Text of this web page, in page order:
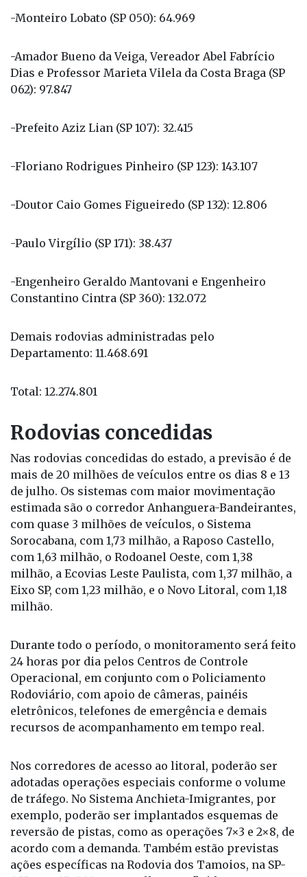
-Monteiro Lobato (SP 050): 64.969
-Amador Bueno da Veiga, Vereador Abel Fabrício
Dias e Professor Marieta Vilela da Costa Braga (SP
062): 97.847
-Prefeito Aziz Lian (SP 107): 32.415
-Floriano Rodrigues Pinheiro (SP 123): 143.107
-Doutor Caio Gomes Figueiredo (SP 132): 12.806
-Paulo Virgílio (SP 171): 38.437
-Engenheiro Geraldo Mantovani e Engenheiro
Constantino Cintra (SP 360): 132.072
Demais rodovias administradas pelo
Departamento: 11.468.691
Total: 12.274.801
Rodovias concedidas
Nas rodovias concedidas do estado, a previsão é de
mais de 20 milhões de veículos entre os dias 8 e 13
de julho. Os sistemas com maior movimentação
estimada são o corredor Anhanguera-Bandeirantes,
com quase 3 milhões de veículos, o Sistema
Sorocabana, com 1,73 milhão, a Raposo Castello,
com 1,63 milhão, o Rodoanel Oeste, com 1,38
milhão, a Ecovias Leste Paulista, com 1,37 milhão, a
Eixo SP, com 1,23 milhão, e o Novo Litoral, com 1,18
milhão.
Durante todo o período, o monitoramento será feito
24 horas por dia pelos Centros de Controle
Operacional, em conjunto com o Policiamento
Rodoviário, com apoio de câmeras, painéis
eletrônicos, telefones de emergência e demais
recursos de acompanhamento em tempo real.
Nos corredores de acesso ao litoral, poderão ser
adotadas operações especiais conforme o volume
de tráfego. No Sistema Anchieta-Imigrantes, por
exemplo, poderão ser implantados esquemas de
reversão de pistas, como as operações 7×3 e 2×8, de
acordo com a demanda. Também estão previstas
ações específicas na Rodovia dos Tamoios, na SP-